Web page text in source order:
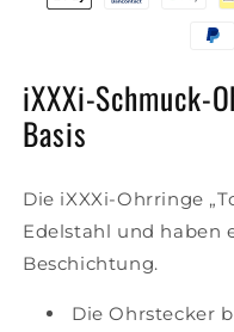
iXXXi-Schmuck-
Basis
Die iXXXi-Ohrringe
Edelstahl und haben
Beschichtung.
Die Ohrstecker